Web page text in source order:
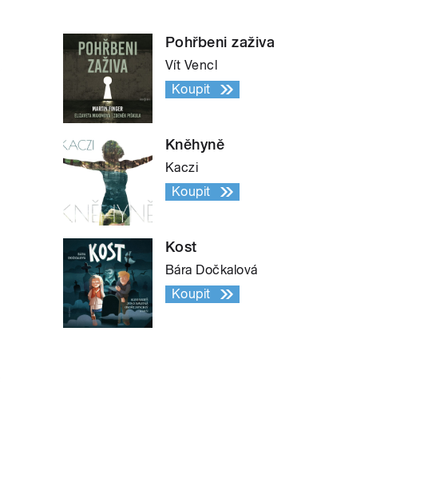
Pohřbeni zaživa
Vít Vencl
Koupit
Kněhyně
Kaczi
Koupit
Kost
Bára Dočkalová
Koupit